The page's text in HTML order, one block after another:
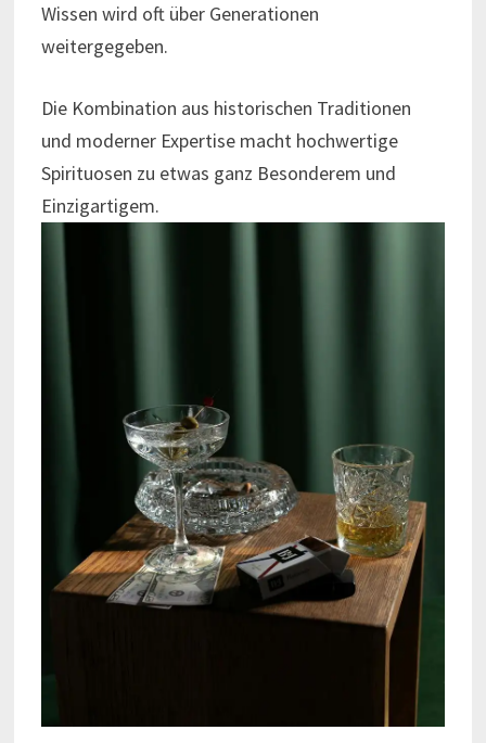
Wissen wird oft über Generationen
weitergegeben.
Die Kombination aus historischen Traditionen
und moderner Expertise macht hochwertige
Spirituosen zu etwas ganz Besonderem und
Einzigartigem.